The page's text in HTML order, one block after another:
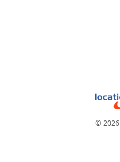
© 2026